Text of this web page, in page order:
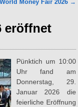
Money Fair 2026 →
eröffnet
Pünktich um 10:00
Uhr fand am
Donnerstag, 29.
Januar 2026 die
feierliche Eröffnung